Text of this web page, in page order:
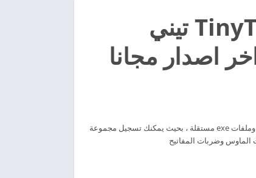
تحميل برنامج TinyTask تيني
يتيح لك برنامج TinyTask حفظ الإجراءات كملفات .rec وملفات exe مستقلة ، بحيث يمكنك تسجيل مجموعة
الماوس وضربات المفاتيح